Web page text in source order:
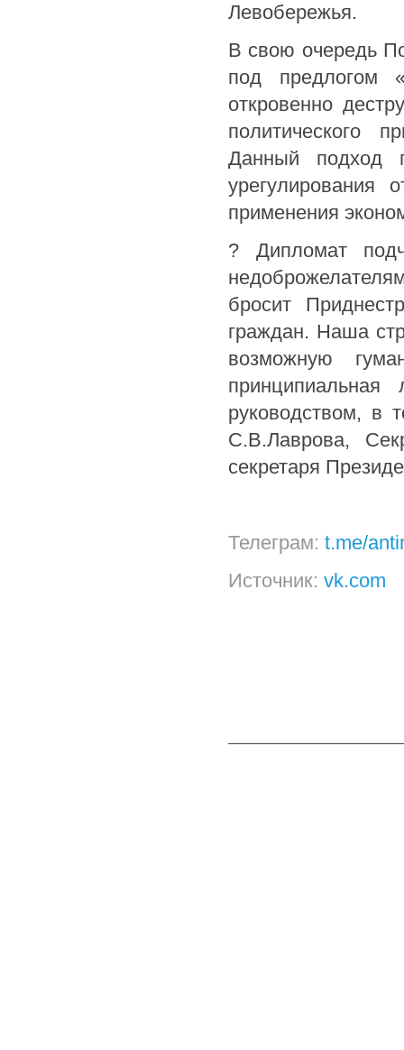
Левобережья.
В свою очередь
под предлогом
откровенно
политического
Данный подход
урегулирования
применения
? Дипломат
бросит
граждан. Наша
возможную
принципиальная
руководством, в
С.В.Лаврова,
секретаря
Телеграм: t.me/
Источник: vk.com